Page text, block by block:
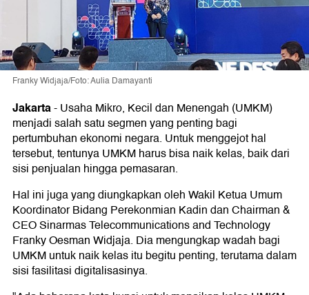
Franky Widjaja/Foto: Aulia Damayanti
Jakarta-Usaha Mikro, Kecil dan Menengah (UMKM)
menjadi salah satu segmen yang penting bagi
pertumbuhan ekonomi negara. Untuk menggejot hal
tersebut, tentunya UMKM harus bisa naik kelas, baik dari
sisi penjualan hingga pemasaran.
Hal ini juga yang diungkapkan oleh Wakil Ketua Umum
Koordinator Bidang Perekonmian Kadin dan Chairman &
CEO Sinarmas Telecommunications and Technology
Franky Oesman Widjaja. Dia mengungkap wadah bagi
UMKM untuk naik kelas itu begitu penting, terutama dalam
sisi fasilitasi digitalisasinya.